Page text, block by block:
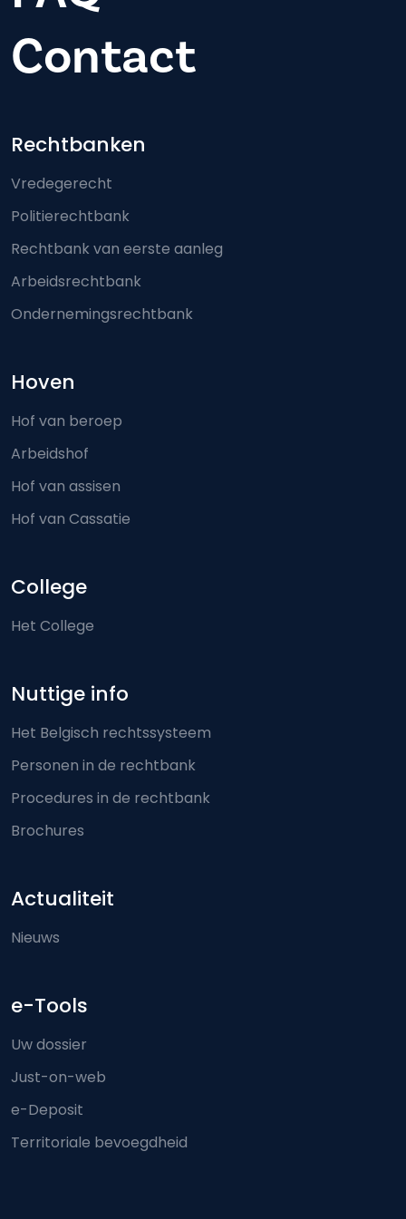
Contact
Footer-menu
Rechtbanken
Vredegerecht
Politierechtbank
Rechtbank van eerste aanleg
Arbeidsrechtbank
Ondernemingsrechtbank
Hoven
Hof van beroep
Arbeidshof
Hof van assisen
Hof van Cassatie
College
Het College
Nuttige info
Het Belgisch rechtssysteem
Personen in de rechtbank
Procedures in de rechtbank
Brochures
Actualiteit
Nieuws
e-Tools
Uw dossier
Just-on-web
e-Deposit
Territoriale bevoegdheid